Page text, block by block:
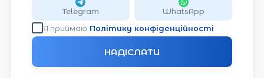
Telegram
WhatsApp
Я приймаю Політику конфіденційності
НАДІСЛАТИ